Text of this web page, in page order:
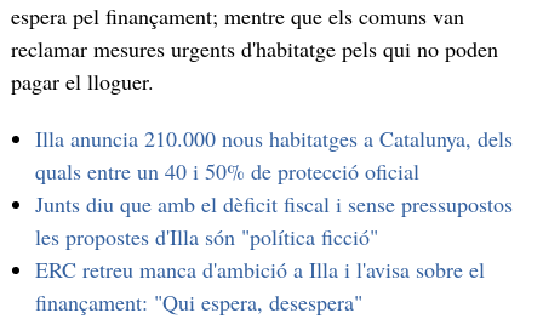
espera pel finançament; mentre que els comuns van
reclamar mesures urgents d'habitatge pels qui no poden
pagar el lloguer.
Illa anuncia 210.000 nous habitatges a Catalunya, dels
quals entre un 40 i 50% de protecció oficial
Junts diu que amb el dèficit fiscal i sense pressupostos
les propostes d'Illa són "política ficció"
ERC retreu manca d'ambició a Illa i l'avisa sobre el
finançament: "Qui espera, desespera"